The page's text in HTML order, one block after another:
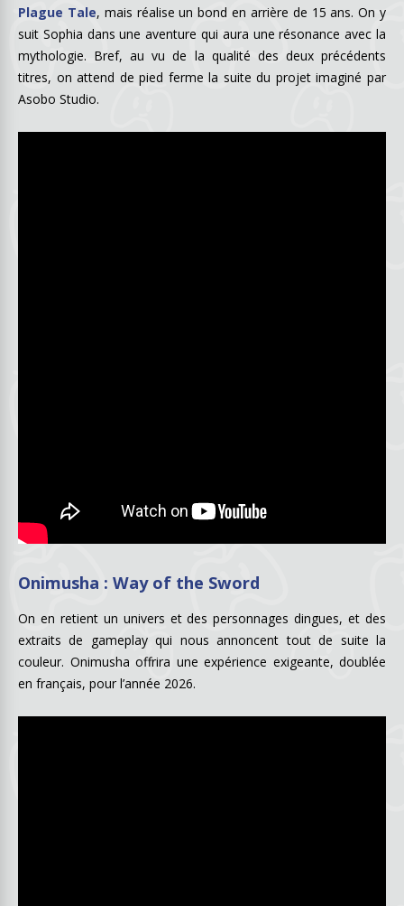
Plague Tale, mais réalise un bond en arrière de 15 ans. On y
suit Sophia dans une aventure qui aura une résonance avec la
mythologie. Bref, au vu de la qualité des deux précédents
titres, on attend de pied ferme la suite du projet imaginé par
Asobo Studio.
Onimusha : Way of the Sword
On en retient un univers et des personnages dingues, et des
extraits de gameplay qui nous annoncent tout de suite la
couleur. Onimusha offrira une expérience exigeante, doublée
en français, pour l’année 2026.
276 2.12k 9.66k 20 71.00k